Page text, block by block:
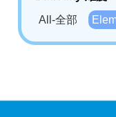
All-全部